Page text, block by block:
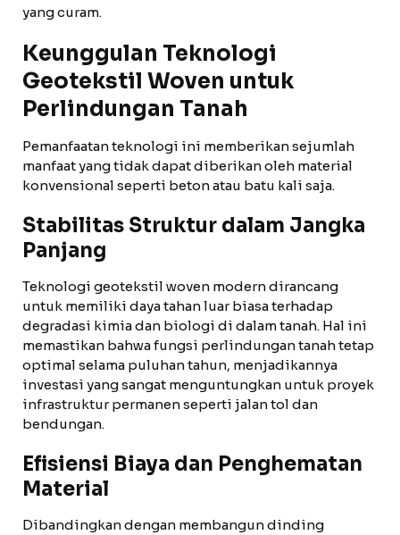
yang curam.
Keunggulan Teknologi
Geotekstil Woven untuk
Perlindungan Tanah
Pemanfaatan teknologi ini memberikan sejumlah
manfaat yang tidak dapat diberikan oleh material
konvensional seperti beton atau batu kali saja.
Stabilitas Struktur dalam Jangka
Panjang
Teknologi geotekstil woven modern dirancang
untuk memiliki daya tahan luar biasa terhadap
degradasi kimia dan biologi di dalam tanah. Hal ini
memastikan bahwa fungsi perlindungan tanah tetap
optimal selama puluhan tahun, menjadikannya
investasi yang sangat menguntungkan untuk proyek
infrastruktur permanen seperti jalan tol dan
bendungan.
Efisiensi Biaya dan Penghematan
Material
Dibandingkan dengan membangun dinding